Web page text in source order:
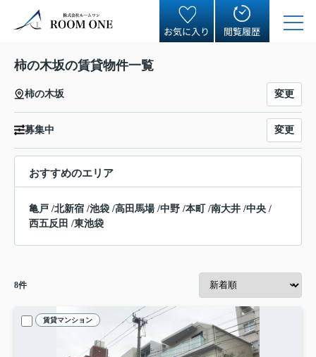
お気に入り 閲覧履歴
柿の木坂の賃貸物件一覧
柿の木坂 変更
募集中 変更
おすすめのエリア
亀戸 /北新宿 /池袋 /高田馬場/中野 /本町/南大井 /中央 /
西五反田 /東池袋
8件
賃貸マンション